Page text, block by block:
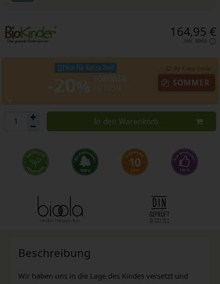
164,95 €
inkl. MwSt.
Nur für kurze Zeit!
SOMMER
In den Warenkorb
Beschreibung
Wir haben uns in die Lage des Kindes versetzt und